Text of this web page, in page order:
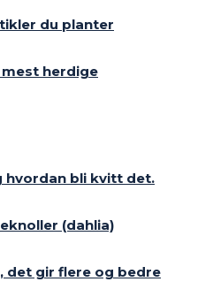
du planter
mest herdige
hvordan bli kvitt det.
(dahlia)
gir flere og bedre